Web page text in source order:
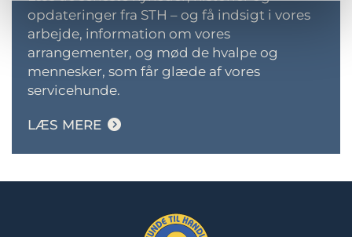
opdateringer fra STH – og få indsigt i vores
arbejde, information om vores
arrangementer, og mød de hvalpe og
mennesker, som får glæde af vores
servicehunde.
LÆS MERE